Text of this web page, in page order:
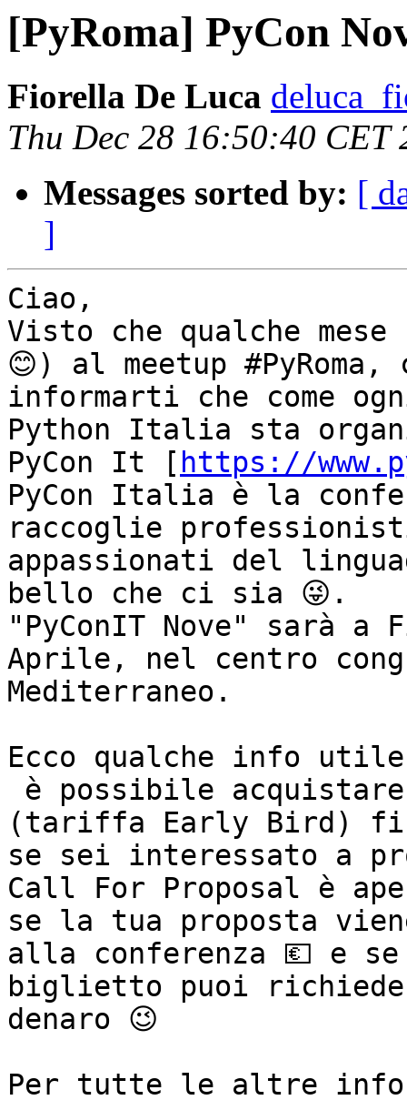
[PyRoma] PyCon
Fiorella De Luca
Thu Dec 28 16:50:40 CET
Messages sorted by: [
]
Ciao,
Visto che qualche
😊) al meetup
informarti che come
Python Italia sta
PyCon It [ https://
PyCon Italia è la
raccoglie
appassionati del
bello che ci sia 😜.
"PyConIT Nove" sarà
Aprile, nel centro
Mediterraneo.
Ecco qualche info
è possibile
(tariffa Early Bird)
se sei interessato a
Call For Proposal è
se la tua proposta
alla conferenza 💶 e
biglietto puoi
denaro 😉